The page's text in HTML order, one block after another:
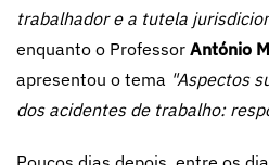
trabalhador e a tutela
enquanto o Professor António
apresentou o tema "Aspectos
dos acidentes de trabalho: